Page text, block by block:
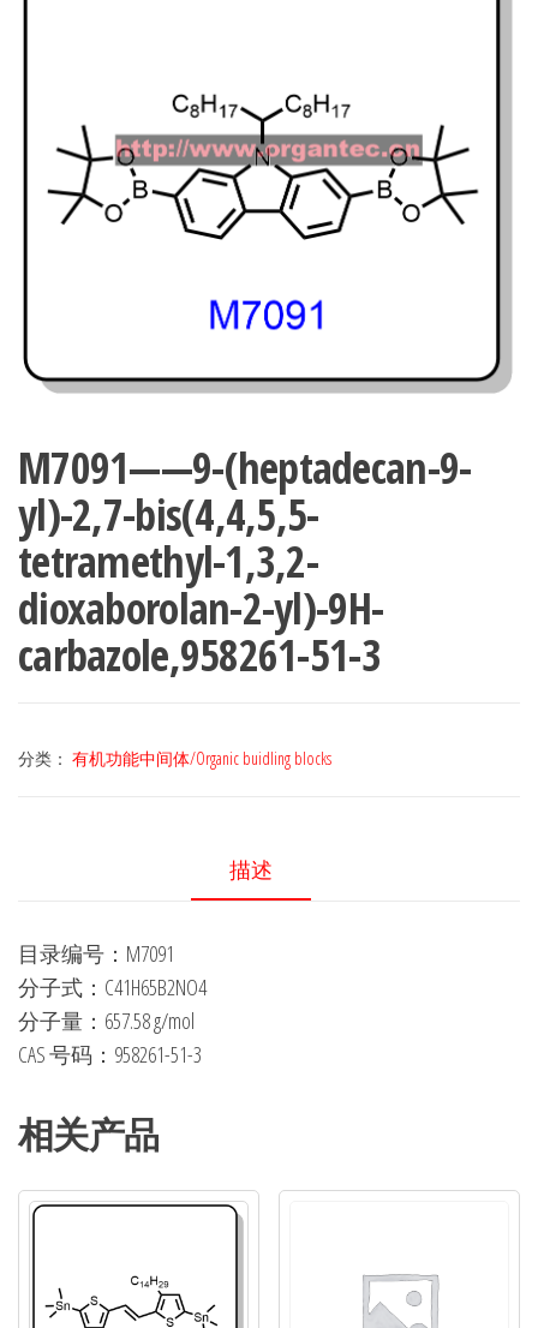
M7091——9-(heptadecan-9-
yl)-2,7-bis(4,4,5,5-
tetramethyl-1,3,2-
dioxaborolan-2-yl)-9H-
carbazole,958261-51-3
分类： 有机功能中间体/Organic buidling blocks
描述
目录编号：M7091
分子式：C41H65B2NO4
分子量：657.58 g/mol
CAS 号码：958261-51-3
相关产品